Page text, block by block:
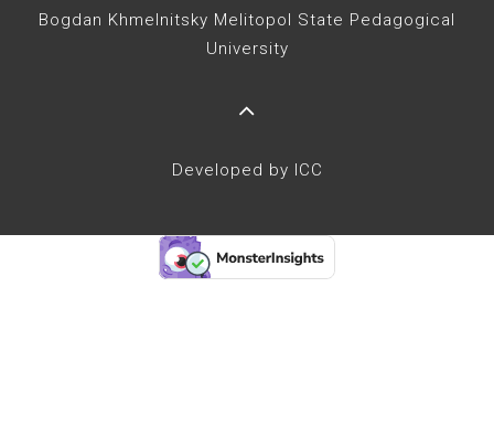
Bogdan Khmelnitsky Melitopol State Pedagogical
University
Developed by ICC